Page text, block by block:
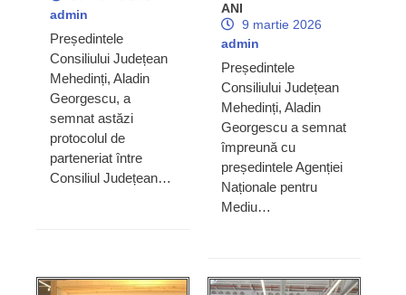
admin
Președintele
Consiliului Județean
Mehedinți, Aladin
Georgescu, a
semnat astăzi
protocolul de
parteneriat între
Consiliul Județean…
ANI
9 martie 2026
admin
Președintele
Consiliului Județean
Mehedinți, Aladin
Georgescu a semnat
împreună cu
președintele Agenției
Naționale pentru
Mediu…